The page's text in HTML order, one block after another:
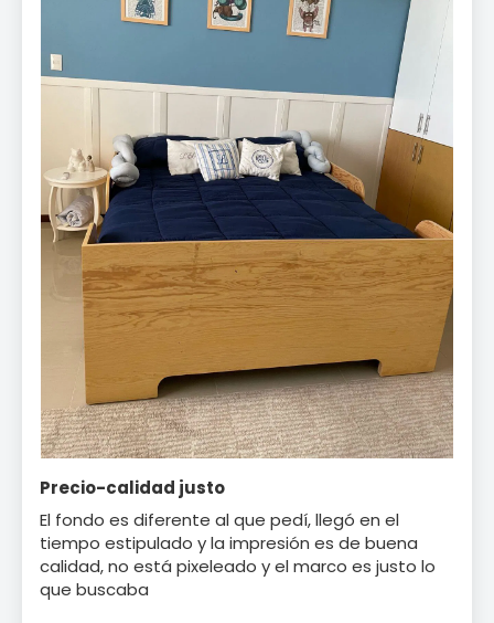
Precio-calidad justo
El fondo es diferente al que pedí, llegó en el
tiempo estipulado y la impresión es de buena
calidad, no está pixeleado y el marco es justo lo
que buscaba